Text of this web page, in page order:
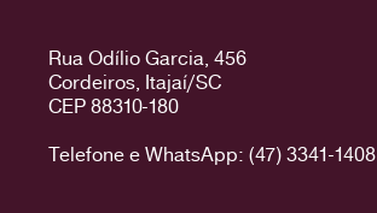
Rua Odílio Garcia, 456
Cordeiros, Itajaí/SC
CEP 88310-180
Telefone e WhatsApp: (47) 3341-1408